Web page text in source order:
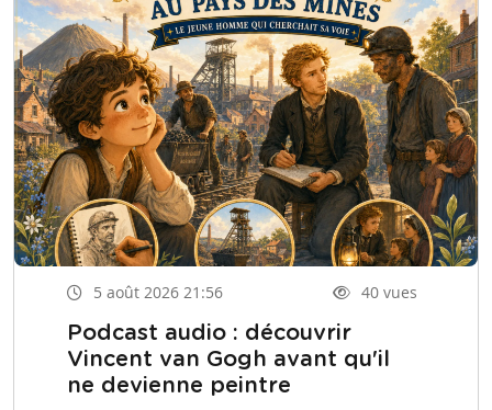
5 août 2026 21:56 40 vues
Podcast audio : découvrir
Vincent van Gogh avant qu'il
ne devienne peintre